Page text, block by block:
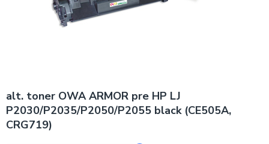
alt. toner OWA ARMOR pre HP LJ
P2030/P2035/P2050/P2055 black (CE505A,
CRG719)